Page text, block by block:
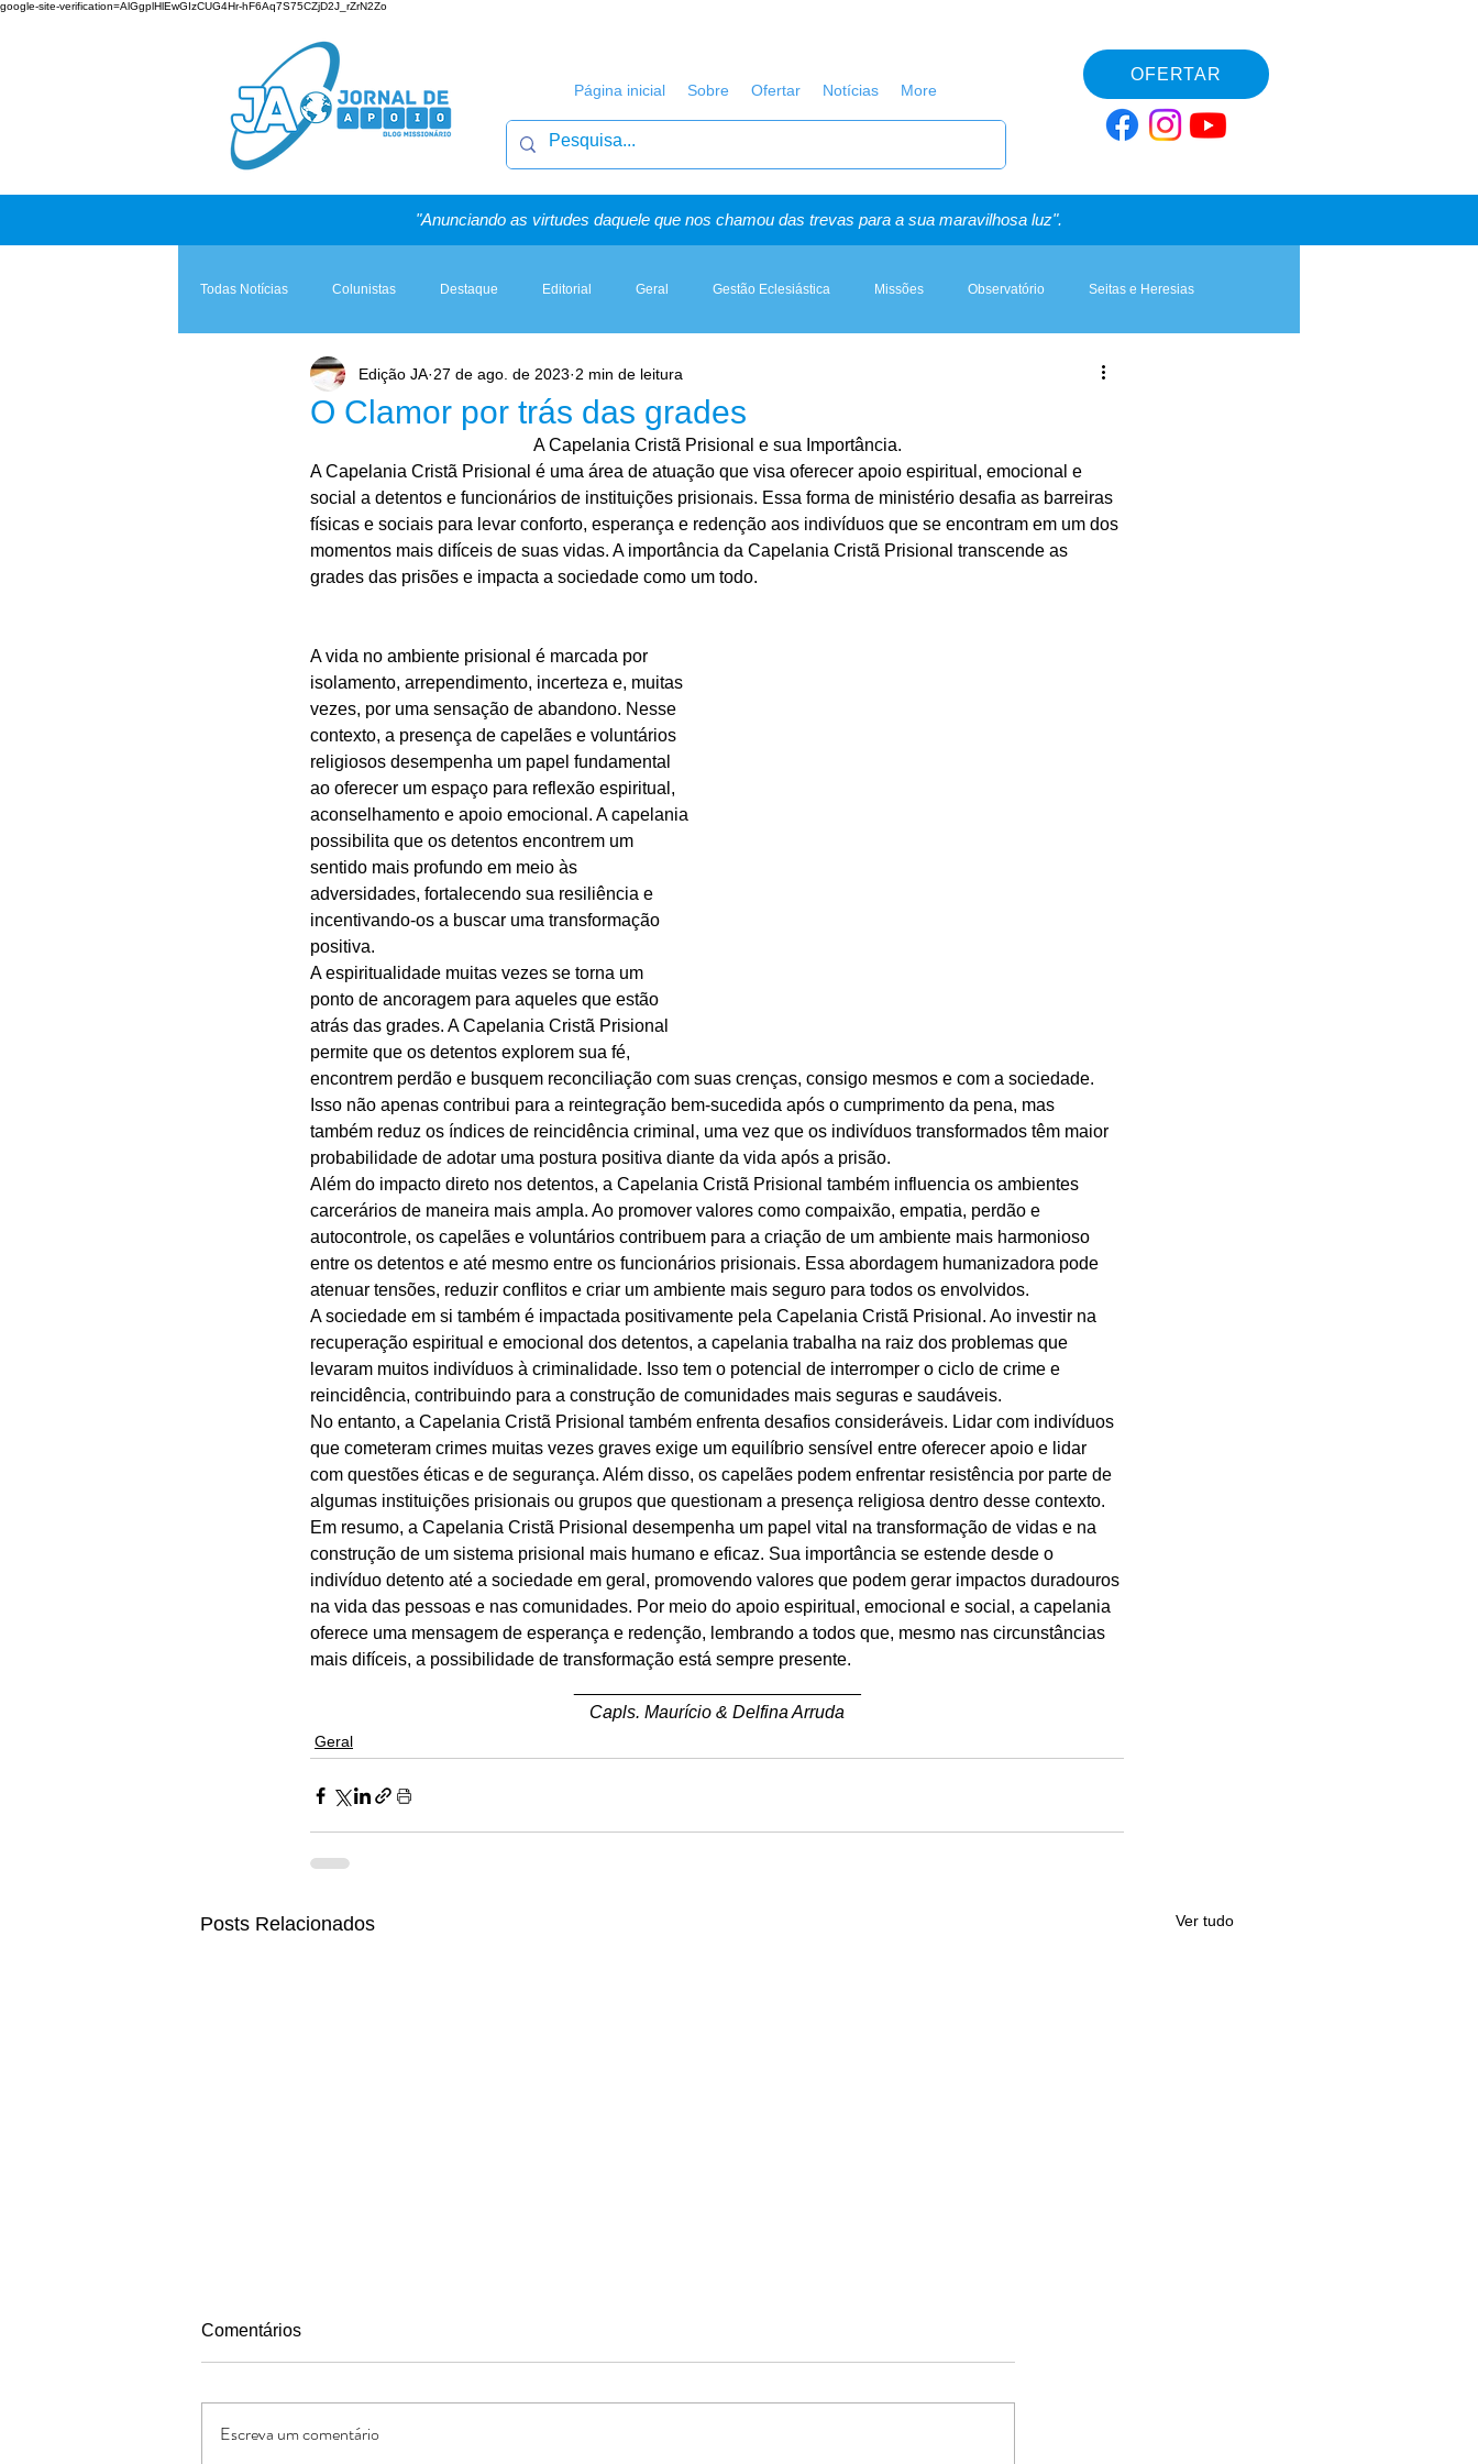
google-site-verification=AlGgplHlEwGIzCUG4Hr-hF6Aq7S75CZjD2J_rZrN2Zo
Página inicial Sobre Ofertar Notícias More
OFERTAR
"Anunciando as virtudes daquele que nos chamou das trevas para a sua maravilhosa luz".
Todas Notícias Colunistas Destaque Editorial Geral Gestão Eclesiástica Missões Observatório Seitas e Heresias
Teologia & Prática A Igreja e a Lei Artigos, Sermões & Esboços
O Clamor por trás das grades
Edição JA 27 de ago. de 2023 2 min de leitura
A Capelania Cristã Prisional e sua Importância.
A Capelania Cristã Prisional é uma área de atuação que visa oferecer apoio espiritual, emocional e
social a detentos e funcionários de instituições prisionais. Essa forma de ministério desafia as barreiras
físicas e sociais para levar conforto, esperança e redenção aos indivíduos que se encontram em um dos
momentos mais difíceis de suas vidas. A importância da Capelania Cristã Prisional transcende as
grades das prisões e impacta a sociedade como um todo.
A vida no ambiente prisional é marcada por
isolamento, arrependimento, incerteza e, muitas
vezes, por uma sensação de abandono. Nesse
contexto, a presença de capelães e voluntários
religiosos desempenha um papel fundamental
ao oferecer um espaço para reflexão espiritual,
aconselhamento e apoio emocional. A capelania
possibilita que os detentos encontrem um
sentido mais profundo em meio às
adversidades, fortalecendo sua resiliência e
incentivando-os a buscar uma transformação
positiva.
A espiritualidade muitas vezes se torna um
ponto de ancoragem para aqueles que estão
atrás das grades. A Capelania Cristã Prisional
permite que os detentos explorem sua fé,
encontrem perdão e busquem reconciliação com suas crenças, consigo mesmos e com a sociedade.
Isso não apenas contribui para a reintegração bem-sucedida após o cumprimento da pena, mas
também reduz os índices de reincidência criminal, uma vez que os indivíduos transformados têm maior
probabilidade de adotar uma postura positiva diante da vida após a prisão.
Além do impacto direto nos detentos, a Capelania Cristã Prisional também influencia os ambientes
carcerários de maneira mais ampla. Ao promover valores como compaixão, empatia, perdão e
autocontrole, os capelães e voluntários contribuem para a criação de um ambiente mais harmonioso
entre os detentos e até mesmo entre os funcionários prisionais. Essa abordagem humanizadora pode
atenuar tensões, reduzir conflitos e criar um ambiente mais seguro para todos os envolvidos.
A sociedade em si também é impactada positivamente pela Capelania Cristã Prisional. Ao investir na
recuperação espiritual e emocional dos detentos, a capelania trabalha na raiz dos problemas que
levaram muitos indivíduos à criminalidade. Isso tem o potencial de interromper o ciclo de crime e
reincidência, contribuindo para a construção de comunidades mais seguras e saudáveis.
No entanto, a Capelania Cristã Prisional também enfrenta desafios consideráveis. Lidar com indivíduos
que cometeram crimes muitas vezes graves exige um equilíbrio sensível entre oferecer apoio e lidar
com questões éticas e de segurança. Além disso, os capelães podem enfrentar resistência por parte de
algumas instituições prisionais ou grupos que questionam a presença religiosa dentro desse contexto.
Em resumo, a Capelania Cristã Prisional desempenha um papel vital na transformação de vidas e na
construção de um sistema prisional mais humano e eficaz. Sua importância se estende desde o
indivíduo detento até a sociedade em geral, promovendo valores que podem gerar impactos duradouros
na vida das pessoas e nas comunidades. Por meio do apoio espiritual, emocional e social, a capelania
oferece uma mensagem de esperança e redenção, lembrando a todos que, mesmo nas circunstâncias
mais difíceis, a possibilidade de transformação está sempre presente.
Capls. Maurício & Delfina Arruda
Geral
Posts Relacionados Ver tudo
Comentários
Escreva um comentário